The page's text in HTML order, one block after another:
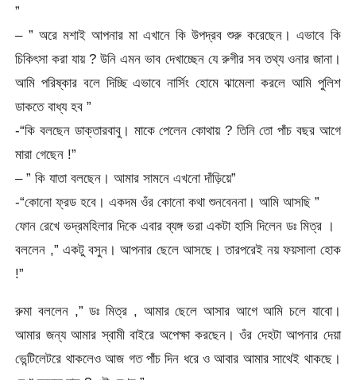
”
– ” অরে মশাই আপনার মা এখানে কি উপদ্রব শুরু করেছেন। এভাবে কি
চিকিৎসা করা যায় ? উনি এমন ভাব দেখাচ্ছেন যে রুগীর সব তথ্য ওনার জানা।
আমি পরিষ্কার বলে দিচ্ছি এভাবে নার্সিং হোমে ঝামেলা করলে আমি পুলিশ
ডাকতে বাধ্য হব ”
-“কি বলছেন ডাক্তারবাবু। মাকে পেলেন কোথায় ? তিনি তো পাঁচ বছর আগে
মারা গেছেন !”
– ” কি যাতা বলছেন। আমার সামনে এখনো দাঁড়িয়ে”
-“কোনো ফ্রড হবে। একদম ওঁর কোনো কথা শুনবেননা। আমি আসছি ”
ফোন রেখে ভদ্রমহিলার দিকে এবার ব্যঙ্গ ভরা একটা হাসি দিলেন ডঃ মিত্র ।
বললেন ,” একটু বসুন। আপনার ছেলে আসছে। তারপরেই নয় ফয়সালা হোক
!”
রুমা বললেন ,” ডঃ মিত্র , আমার ছেলে আসার আগে আমি চলে যাবো।
আমার জন্য আমার স্বামী বাইরে অপেক্ষা করছেন। ওঁর দেহটা আপনার দেয়া
ভেন্টিলেটরে থাকলেও আজ গত পাঁচ দিন ধরে ও আবার আমার সাথেই থাকছে।